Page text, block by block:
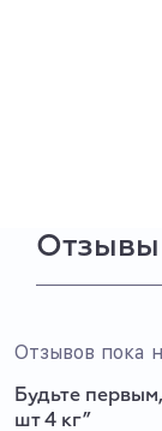
Отзывы
Отзывов пока
Будьте
шт 4 кг”